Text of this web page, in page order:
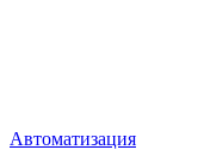
Автоматизация